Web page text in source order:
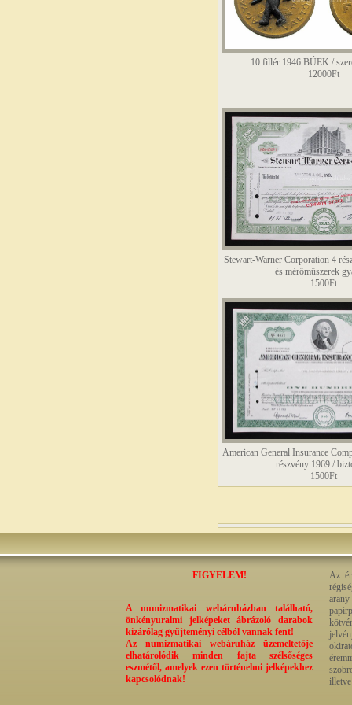
10 fillér 1946 BÚEK /
12000Ft
Stewart-Warner Corporation 4
és mérőműszerek
1500Ft
American General Insurance
részvény 1969 /
1500Ft
FIGYELEM!
A numizmatikai webáruházban található,
önkényuralmi jelképeket ábrázoló darabok
kizárólag gyűjteményi célból vannak fent!
Az numizmatikai webáruház üzemeltetője
elhatárolódik minden fajta szélsőséges
eszmétől, amelyek ezen történelmi jelképekhez
kapcsolódnak!
Az